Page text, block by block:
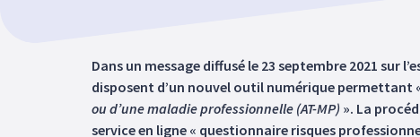
Dans un message diffusé le 23 septembre 2021 sur
disposent d’un nouvel outil numérique permettant
ou d’une maladie professionnelle (AT-MP) ». La
service en ligne « questionnaire risques